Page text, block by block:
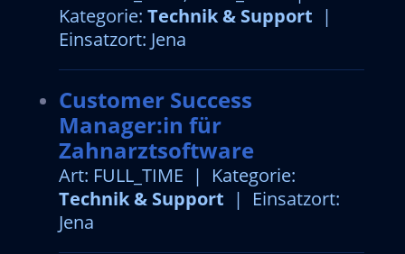
Kategorie: Technik & Support |
Einsatzort: Jena
Customer Success
Manager:in für
Zahnarztsoftware
Art: FULL_TIME | Kategorie:
Technik & Support | Einsatzort:
Jena